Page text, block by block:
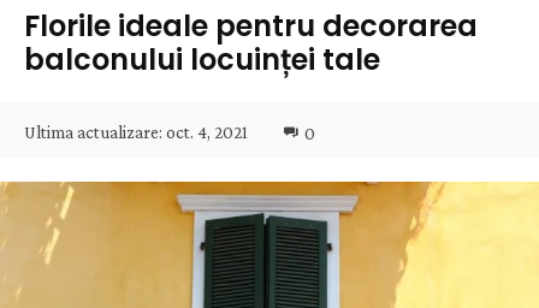
Florile ideale pentru decorarea
balconului locuinței tale
Ultima actualizare: oct. 4, 2021 0